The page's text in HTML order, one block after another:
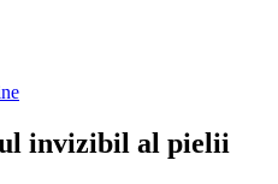
invizibil al pielii